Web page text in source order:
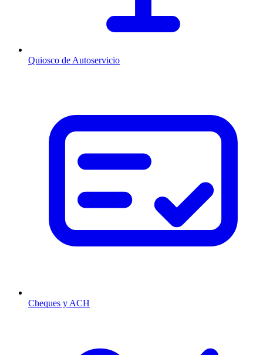
Quiosco de Autoservicio
Cheques y ACH